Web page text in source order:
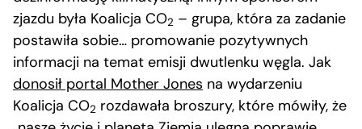
zjazdu była Koalicja CO2 – grupa, która za zadanie
postawiła sobie… promowanie pozytywnych
informacji na temat emisji dwutlenku węgla. Jak
donosił portal Mother Jones na wydarzeniu
Koalicja CO2 rozdawała broszury, które mówiły, że